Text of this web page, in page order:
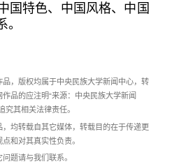
国特色、中国风格、中国
，版权均属于中央民族大学新闻中心，转
品的应注明“来源：中央民族大学新闻
究其相关法律责任。
均转载自其它媒体，转载目的在于传递更
和对其真实性负责。
题请与我们联系。